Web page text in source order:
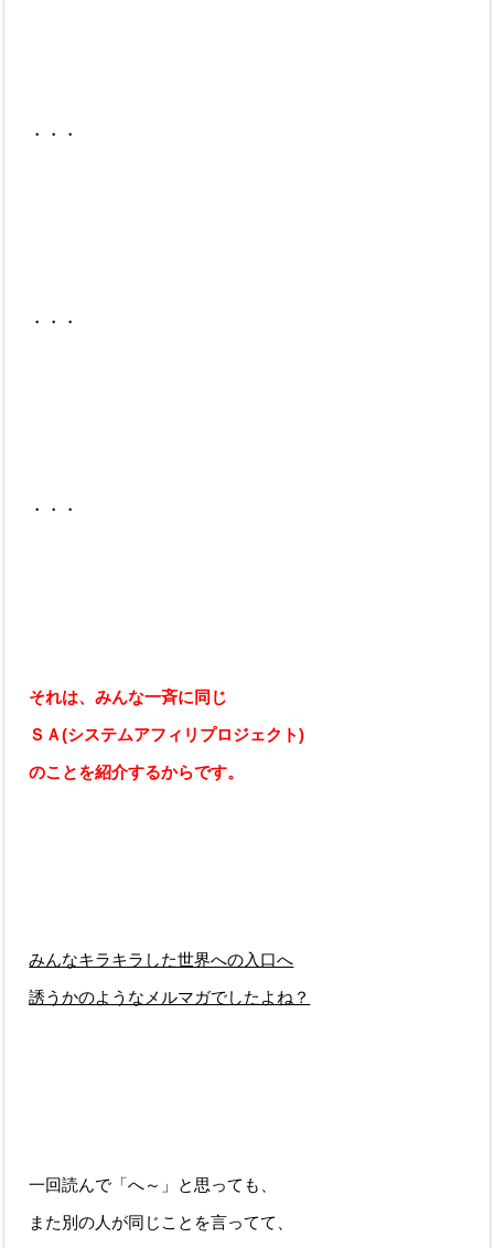
・・・
・・・
・・・
それは、みんな一斉に同じ
ＳＡ(システムアフィリプロジェクト)
のことを紹介するからです。
みんなキラキラした世界への入口へ
誘うかのようなメルマガでしたよね？
一回読んで「へ～」と思っても、
また別の人が同じことを言ってて、